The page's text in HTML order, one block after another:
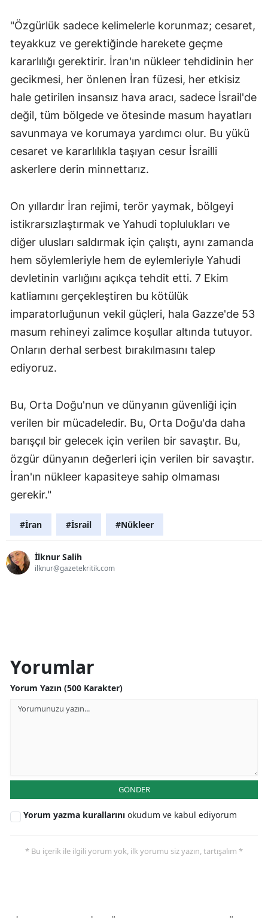
"Özgürlük sadece kelimelerle korunmaz; cesaret,
teyakkuz ve gerektiğinde harekete geçme
kararlılığı gerektirir. İran'ın nükleer tehdidinin her
gecikmesi, her önlenen İran füzesi, her etkisiz
hale getirilen insansız hava aracı, sadece İsrail'de
değil, tüm bölgede ve ötesinde masum hayatları
savunmaya ve korumaya yardımcı olur. Bu yükü
cesaret ve kararlılıkla taşıyan cesur İsrailli
askerlere derin minnettarız.
On yıllardır İran rejimi, terör yaymak, bölgeyi
istikrarsızlaştırmak ve Yahudi toplulukları ve
diğer ulusları saldırmak için çalıştı, aynı zamanda
hem söylemleriyle hem de eylemleriyle Yahudi
devletinin varlığını açıkça tehdit etti. 7 Ekim
katliamını gerçekleştiren bu kötülük
imparatorluğunun vekil güçleri, hala Gazze'de 53
masum rehineyi zalimce koşullar altında tutuyor.
Onların derhal serbest bırakılmasını talep
ediyoruz.
Bu, Orta Doğu'nun ve dünyanın güvenliği için
verilen bir mücadeledir. Bu, Orta Doğu'da daha
barışçıl bir gelecek için verilen bir savaştır. Bu,
özgür dünyanın değerleri için verilen bir savaştır.
İran'ın nükleer kapasiteye sahip olmaması
gerekir."
#İran #İsrail #Nükleer
İlknur Salih
ilknur@gazetekritik.com
Yorumlar
Yorum Yazın (500 Karakter)
GÖNDER
Yorum yazma kurallarını okudum ve kabul ediyorum
* Bu içerik ile ilgili yorum yok, ilk yorumu siz yazın, tartışalım *